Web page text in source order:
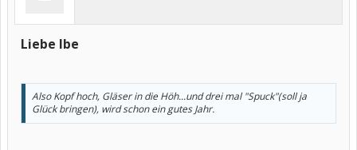
Liebe Ibe
Also Kopf hoch, Gläser in die Höh...und drei mal "Spuck"(soll ja
Glück bringen), wird schon ein gutes Jahr.